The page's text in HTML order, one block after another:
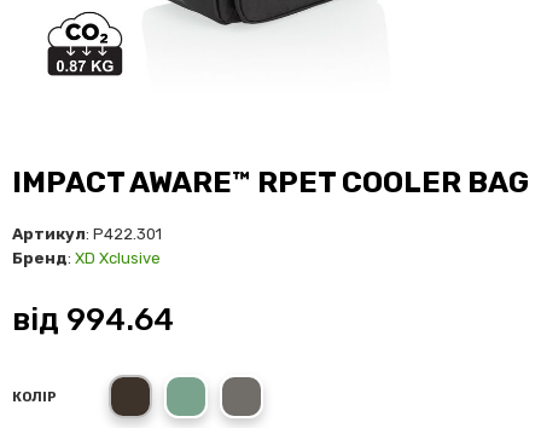
IMPACT AWARE™ RPET COOLER BAG
Артикул: P422.301
Бренд: XD Xclusive
від 994.64
КОЛІР
black navy anthracite